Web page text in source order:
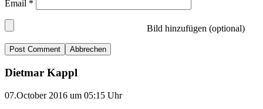
Email *
Bild hinzufügen (optional)
Abbrechen
Dietmar Kappl
07.October 2016 um 05:15 Uhr